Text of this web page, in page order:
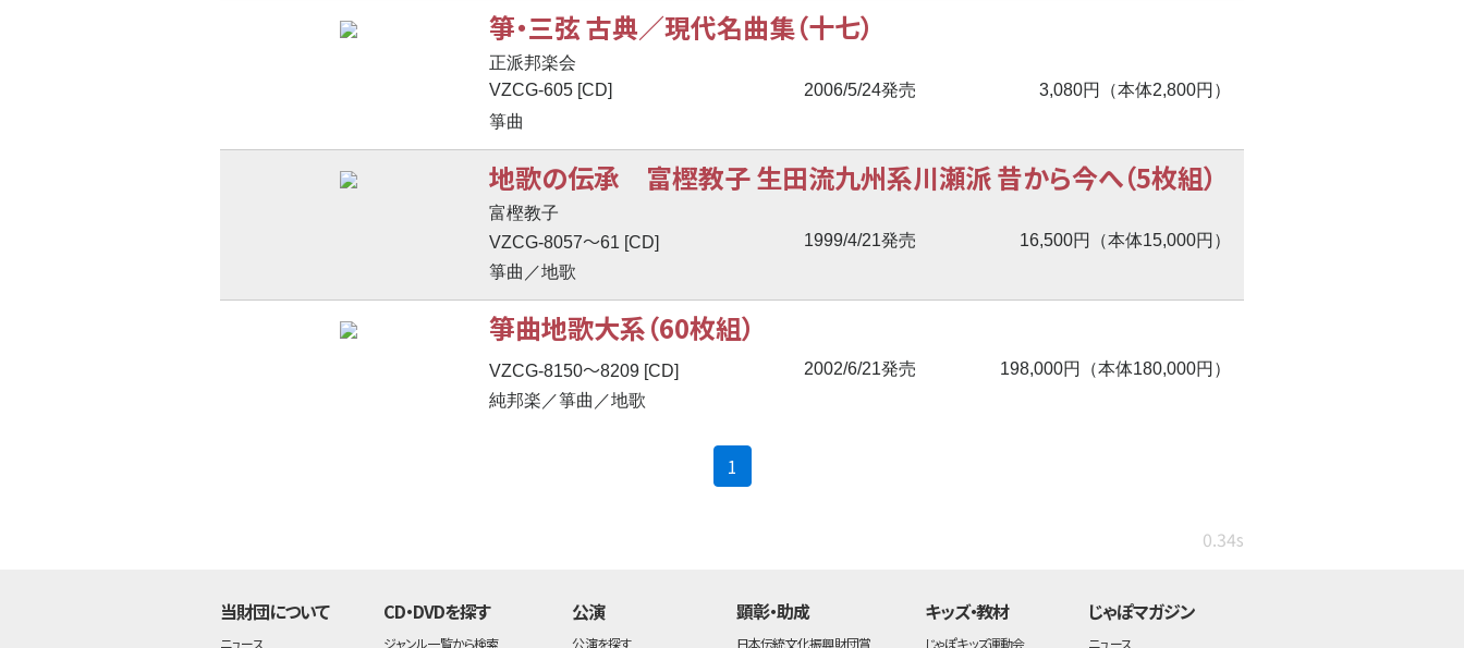
箏・三弦 古典／現代名曲集（十七）
正派邦楽会
VZCG-605 [CD]
2006/5/24発売
3,080円（本体2,800円）
箏曲
地歌の伝承 富樫教子 生田流九州系川瀬派 昔から今へ（5枚組）
富樫教子
VZCG-8057〜61 [CD] 1999/4/21発売
16,500円（本体15,000円）
箏曲／地歌
箏曲地歌大系（60枚組）
VZCG-8150〜8209 [CD] 2002/6/21発売
198,000円（本体180,000円）
純邦楽／箏曲／地歌
1
0.34s
当財団について
ニュース
CD・DVDを探す
ジャンル一覧から検索
公演
公演を探す
顕彰・助成
日本伝統文化振興財団賞
キッズ・教材
じゃぽキッズ運動会
じゃぽマガジン
ニュース